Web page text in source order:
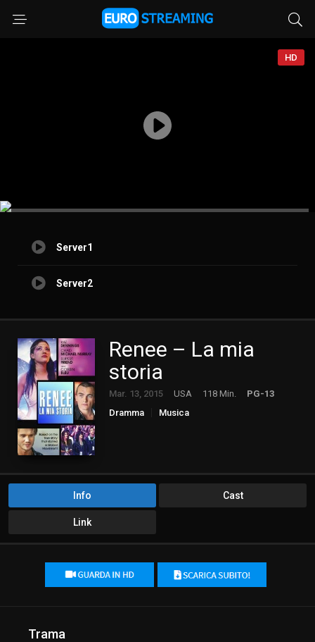
HD
Server1
Server2
Renee – La mia
storia
Mar. 13, 2015 USA 118 Min.
PG-13
Dramma
Musica
Info Cast
Link
Trama